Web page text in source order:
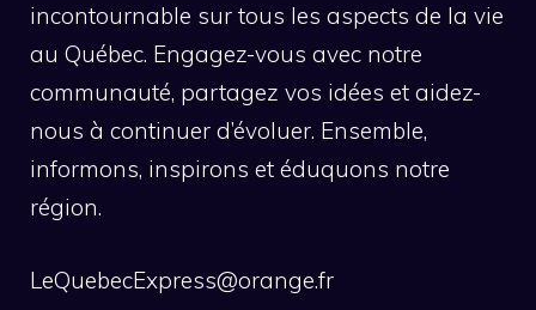
incontournable sur tous les aspects de la vie
au Québec. Engagez-vous avec notre
communauté, partagez vos idées et aidez-
nous à continuer d’évoluer. Ensemble,
informons, inspirons et éduquons notre
région.
LeQuebecExpress@orange.fr